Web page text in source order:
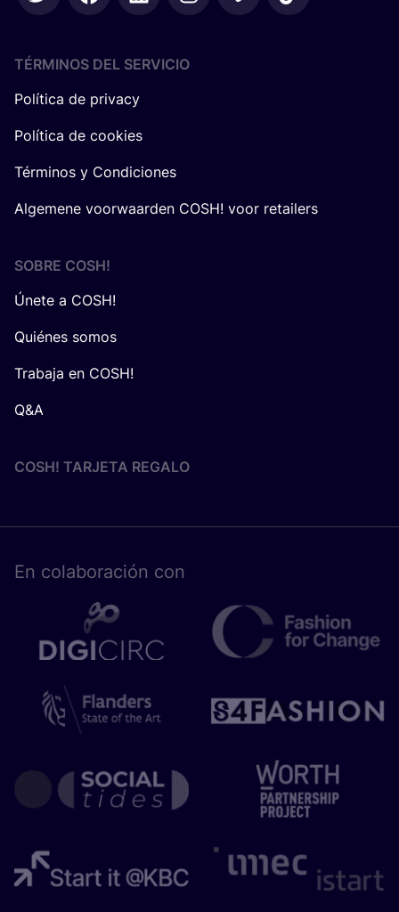
TÉRMINOS DEL SERVICIO
Política de privacy
Política de cookies
Términos y Condiciones
Algemene voorwaarden COSH! voor retailers
SOBRE COSH!
Únete a COSH!
Quiénes somos
Trabaja en COSH!
Q&A
COSH! TARJETA REGALO
En cola­bo­ra­ción con